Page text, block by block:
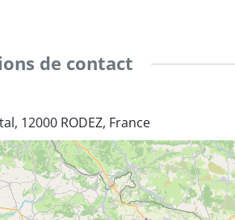
de contact
12000 RODEZ, France